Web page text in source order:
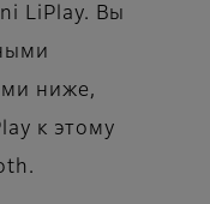
LiPlay. Вы
ниже,
к этому